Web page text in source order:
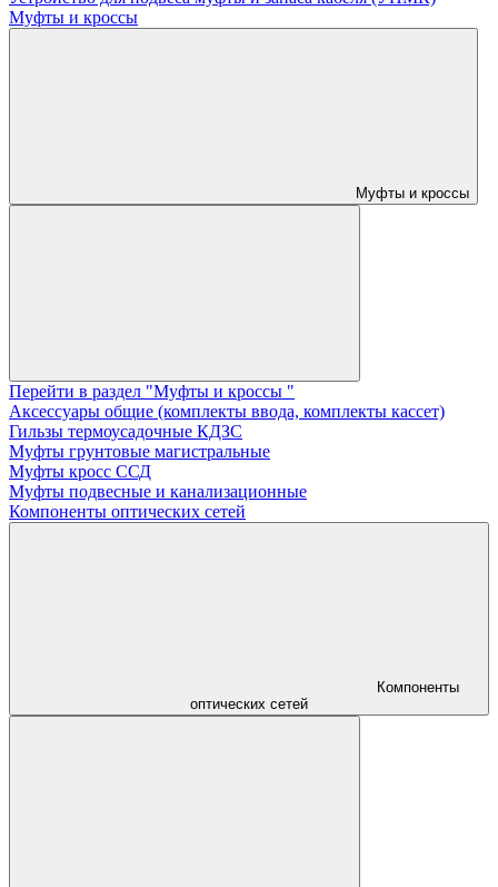
Муфты и кроссы
Муфты и кроссы
Перейти в раздел "Муфты и кроссы "
Аксессуары общие (комплекты ввода, комплекты кассет)
Гильзы термоусадочные КДЗС
Муфты грунтовые магистральные
Муфты кросс ССД
Муфты подвесные и канализационные
Компоненты оптических сетей
Компоненты
оптических сетей